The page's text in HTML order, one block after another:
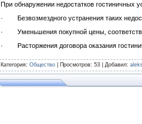
При обнаружении недостатков гостиничных
· Безвозмездного устранения таких
· Уменьшения покупной цены,
· Расторжения договора оказания
Категория: Общество Просмотров: 53 | Добавил: